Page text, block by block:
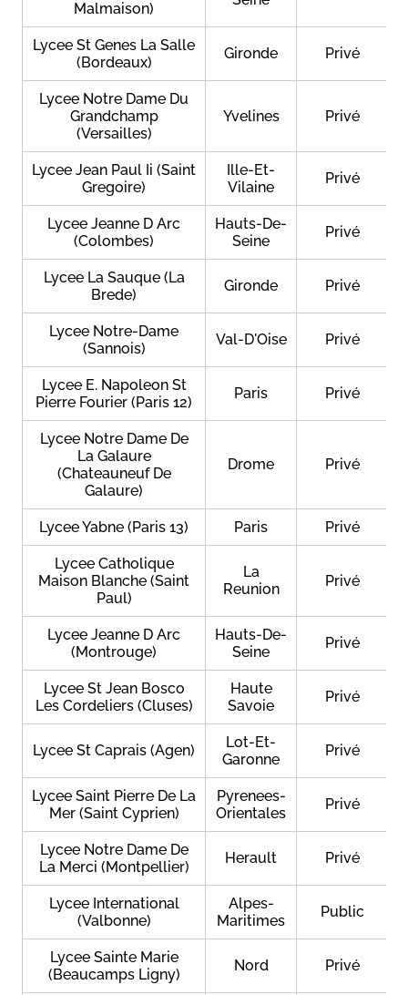
Malmaison)
Lycee St Genes La Salle
(Bordeaux)
Gironde Privé
Lycee Notre Dame Du
Grandchamp
(Versailles)
Yvelines Privé
Lycee Jean Paul Ii (Saint
Gregoire)
Ille-Et-
Vilaine
Privé
Lycee Jeanne D Arc
(Colombes)
Hauts-De-
Seine
Privé
Lycee La Sauque (La
Brede)
Gironde Privé
Lycee Notre-Dame
(Sannois)
Val-D'Oise Privé
Lycee E. Napoleon St
Pierre Fourier (Paris 12)
Paris Privé
Lycee Notre Dame De
La Galaure
(Chateauneuf De
Galaure)
Drome Privé
Lycee Yabne (Paris 13) Paris Privé
Lycee Catholique
Maison Blanche (Saint
Paul)
La
Reunion
Privé
Lycee Jeanne D Arc
(Montrouge)
Hauts-De-
Seine
Privé
Lycee St Jean Bosco
Les Cordeliers (Cluses)
Haute
Savoie
Privé
Lycee St Caprais (Agen)
Lot-Et-
Garonne
Privé
Lycee Saint Pierre De La
Mer (Saint Cyprien)
Pyrenees-
Orientales
Privé
Lycee Notre Dame De
La Merci (Montpellier)
Herault Privé
Lycee International
(Valbonne)
Alpes-
Maritimes
Public
Lycee Sainte Marie
(Beaucamps Ligny)
Nord Privé